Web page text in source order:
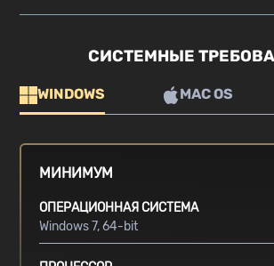
СИСТЕМНЫЕ
WINDOWS MAC OS
МИНИМУМ
ОПЕРАЦИОННАЯ СИСТЕМА
Windows 7, 64-bit